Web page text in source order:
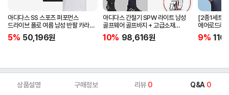
아디다스 SS 스포츠 퍼포먼스
드라이브 폴로 여름 남성 반팔 카라
티셔츠 IA5447 IA5448 IA5446
5% 50,196원
아디다스 간절기 SPW 라이트 남성
골프웨어 골프바지 + 고급소재
삼선패턴 골프벨트 세트
10% 98,616원
[2종1세트]
에어로드라
남자 골프
JG1313
9%
상품설명 구매정보 리뷰 0 Q&A 0